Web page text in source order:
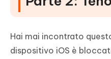
Hai mai incontrato
dispositivo iOS è